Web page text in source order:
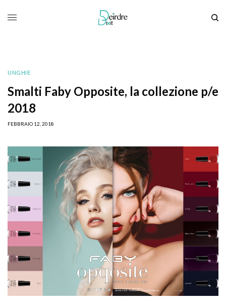
UNGHIE
Smalti Faby Opposite, la collezione p/e
2018
FEBBRAIO 12, 2018